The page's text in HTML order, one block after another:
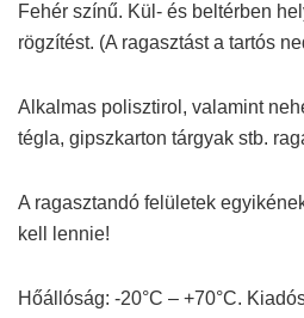
Fehér színű. Kül- és beltérben
rögzítést. (A ragasztást a tartós
Alkalmas polisztirol, valamint
tégla, gipszkarton tárgyak stb.
A ragasztandó felületek
kell lennie!
Hőállóság: -20°C – +70°C.